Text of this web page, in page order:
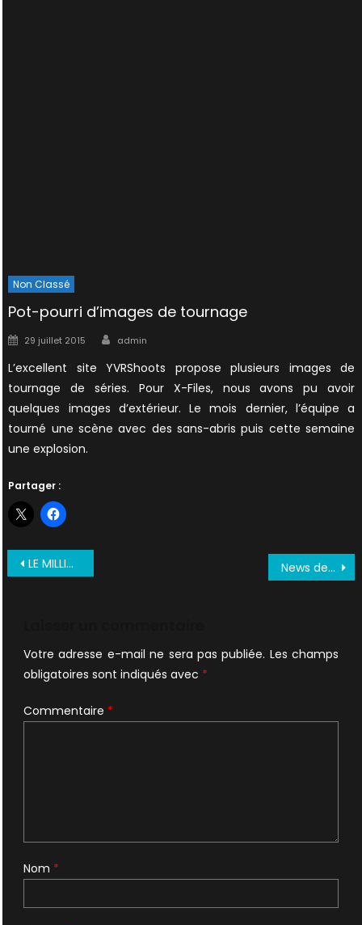
Non Classé
Pot-pourri d’images de tournage
Posted
29 juillet 2015 Author
admin
L’excellent site YVRShoots propose plusieurs images de
tournage de séries. Pour X-Files, nous avons pu avoir
quelques images d’extérieur. Le mois dernier, l’équipe a
tourné une scène avec des sans-abris puis cette semaine
une explosion.
Partager :
Navigation
LE MILLION !!! LE MILLION !!! … LVEI – POWAAAAAAA !!! ;o) News de Spotnitz + DVDs + M6 à la radio : mobilisation des X-Philes !!!
Votre adresse e-mail ne sera pas publiée. Les champs
obligatoires sont indiqués avec *
Commentaire *
Nom *